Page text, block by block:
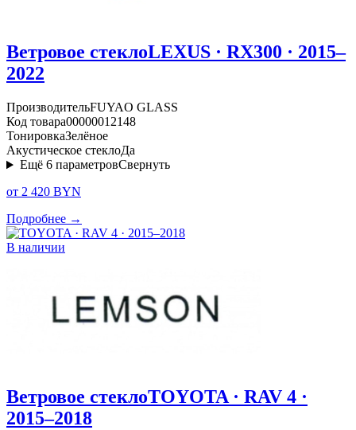
Ветровое стеклоLEXUS · RX300 · 2015–
2022
ПроизводительFUYAO GLASS
Код товара00000012148
ТонировкаЗелёное
Акустическое стеклоДа
Ещё 6 параметровСвернуть
от 2 420 BYN
Подробнее →
В наличии
Ветровое стеклоTOYOTA · RAV 4 ·
2015–2018